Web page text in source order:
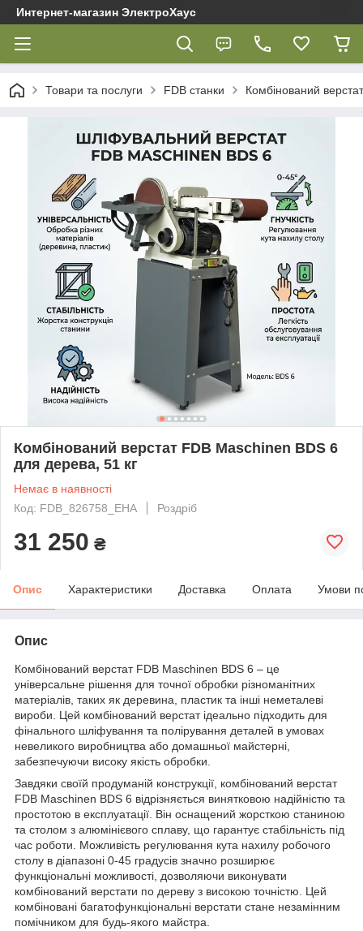
Интернет-магазин ЭлектроХаус
Товари та послуги FDB cтанки Комбінований
Комбінований верстат FDB Maschinen BDS 6
для дерева, 51 кг
Немає в наявності
Код: FDB_826758_EHA
Роздріб
31 250 ₴
Опис Характеристики Доставка Оплата Умови
Опис
Комбінований верстат FDB Maschinen BDS 6 – це
універсальне рішення для точної обробки різноманітних
матеріалів, таких як деревина, пластик та інші неметалеві
вироби. Цей комбінований верстат ідеально підходить для
фінального шліфування та полірування деталей в умовах
невеликого виробництва або домашньої майстерні,
забезпечуючи високу якість обробки.
Завдяки своїй продуманій конструкції, комбінований верстат
FDB Maschinen BDS 6 відрізняється винятковою надійністю та
простотою в експлуатації. Він оснащений жорсткою станиною
та столом з алюмінієвого сплаву, що гарантує стабільність під
час роботи. Можливість регулювання кута нахилу робочого
столу в діапазоні 0-45 градусів значно розширює
функціональні можливості, дозволяючи виконувати
комбінований верстати по дереву з високою точністю. Цей
комбіновані багатофункціональні верстати стане незамінним
помічником для будь-якого майстра.